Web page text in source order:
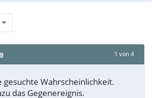
1 von 4
gesuchte Wahrscheinlichkeit.
das Gegenereignis.